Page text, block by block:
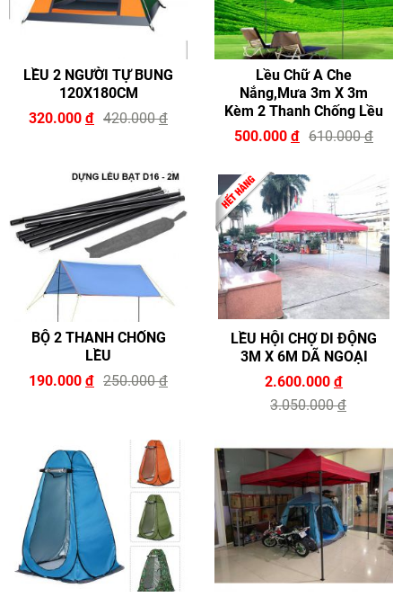
LỀU 2 NGƯỜI TỰ BUNG
120X180CM
320.000 đ 420.000đ
Lều Chữ A Che
Nắng,mưa 3m X 3m
Kèm 2 Thanh Chống Lều
500.000 đ 610.000đ
BỘ 2 THANH CHỐNG
LỀU
190.000 đ 250.000đ
LỀU HỘI CHỢ DI ĐỘNG
3M X 6M DÃ NGOẠI
2.600.000 đ
3.050.000đ